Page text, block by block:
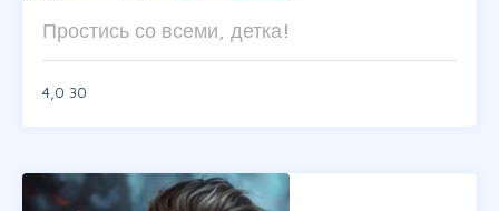
Простись со всеми, детка!
4,0 30